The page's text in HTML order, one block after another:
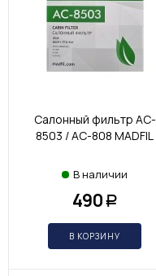
Салонный фильтр AC-
8503 / AC-808 MADFIL
В наличии
490 Р
В КОРЗИНУ